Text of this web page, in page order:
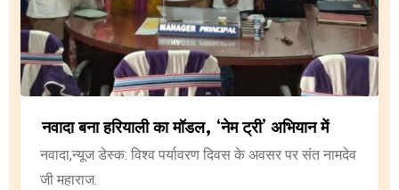
नवादा बना हरियाली का मॉडल, ‘नेम ट्री’ अभियान में
नवादा,न्यूज डेस्क: विश्व पर्यावरण दिवस के अवसर पर संत नामदेव
जी महाराज.